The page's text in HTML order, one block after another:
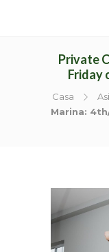
Private
Friday
Casa
Marina: